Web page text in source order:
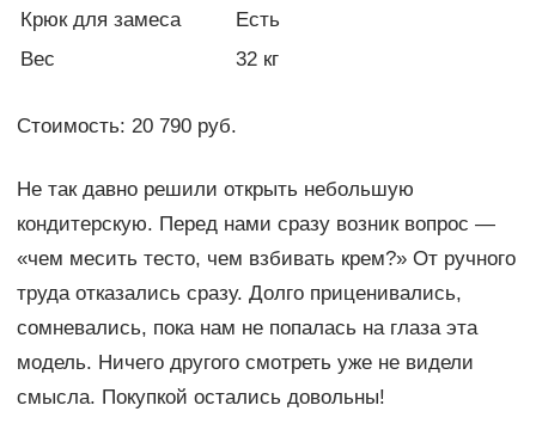
Крюк для замеса
Есть
Вес
32 кг
Стоимость: 20 790 руб.
Не так давно решили открыть небольшую
кондитерскую. Перед нами сразу возник вопрос —
«чем месить тесто, чем взбивать крем?» От ручного
труда отказались сразу. Долго приценивались,
сомневались, пока нам не попалась на глаза эта
модель. Ничего другого смотреть уже не видели
смысла. Покупкой остались довольны!